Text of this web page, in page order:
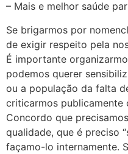
– Mais e melhor saúde
Se brigarmos por
de exigir respeito pela
É importante
podemos querer
ou a população da falta
criticarmos publicamente
Concordo que
qualidade, que é preciso
façamo-lo internamente.